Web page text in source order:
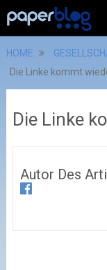
HOME
Die Linke kommt
Die Linke
Autor Des